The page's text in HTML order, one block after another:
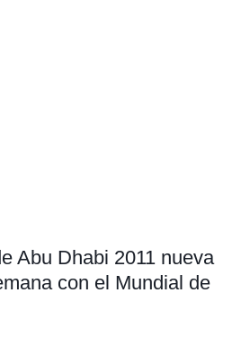
Abu Dhabi 2011 nueva
con el Mundial de